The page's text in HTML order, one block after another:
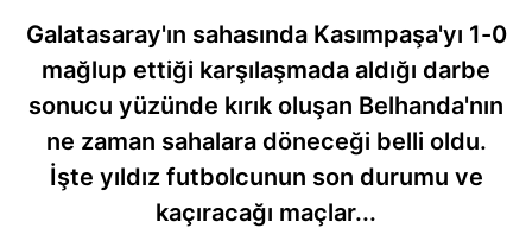
Galatasaray'ın sahasında Kasımpaşa'yı 1-0
mağlup ettiği karşılaşmada aldığı darbe
sonucu yüzünde kırık oluşan Belhanda'nın
ne zaman sahalara döneceği belli oldu.
İşte yıldız futbolcunun son durumu ve
kaçıracağı maçlar...